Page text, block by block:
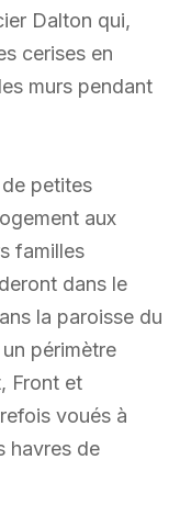
Dalton qui,
cerises en
murs pendant
petites
aux
familles
dans le
la paroisse du
périmètre
Front et
voués à
havres de